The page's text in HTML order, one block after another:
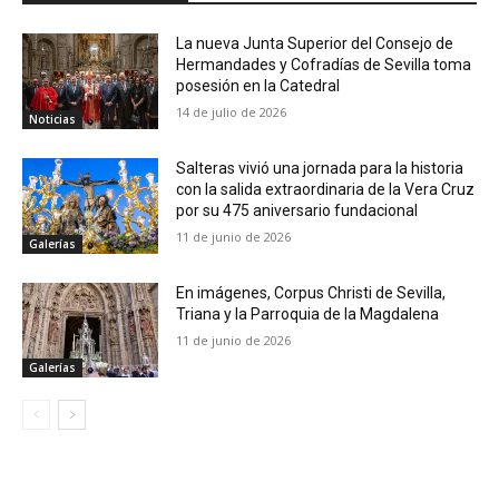
Noticias
La nueva Junta Superior del Consejo de
Hermandades y Cofradías de Sevilla toma
posesión en la Catedral
14 de julio de 2026
Galerías
Salteras vivió una jornada para la historia
con la salida extraordinaria de la Vera Cruz
por su 475 aniversario fundacional
11 de junio de 2026
Galerías
En imágenes, Corpus Christi de Sevilla,
Triana y la Parroquia de la Magdalena
11 de junio de 2026